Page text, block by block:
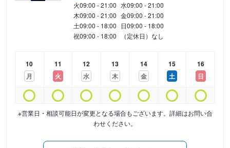
火09:00 - 21:00 水09:00 - 21:00
木09:00 - 21:00 金09:00 - 21:00
土09:00 - 18:00 日09:00 - 18:00
祝09:00 - 18:00 （定休日）なし
10
月
11
火
12
水
13
木
14
金
15
土
16
日
※営業日・相談可能日が変更となる場合もございます。詳細はお問い合
わせください。